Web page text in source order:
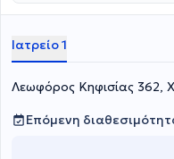
είναι να στέκεται
τους ενημέρωση, την
ασθενούς. Διαθέτει
πολυκεντρικές κλινικές
εφαρμόζει σύγχρονες και
προσεγγίσεις.
Ευρωκλινική Αθηνών καθώς
Ιατρείο 1
Λεωφόρος Κηφισίας 362,
Επόμενη